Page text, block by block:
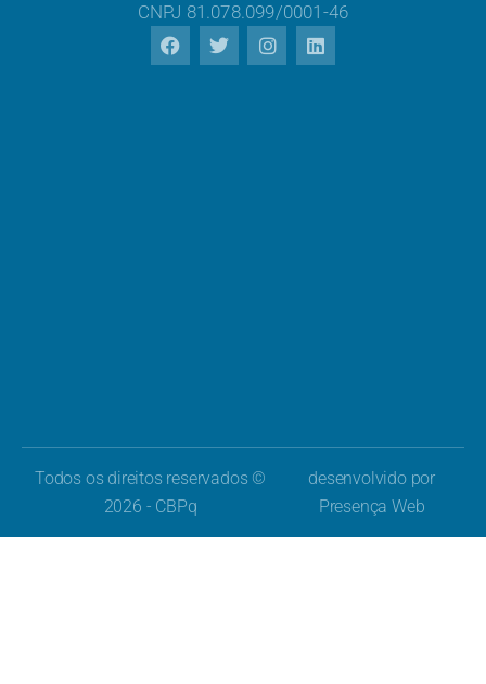
CNPJ 81.078.099/0001-46
Todos os direitos reservados ©
2026 - CBPq
desenvolvido por
Presença Web